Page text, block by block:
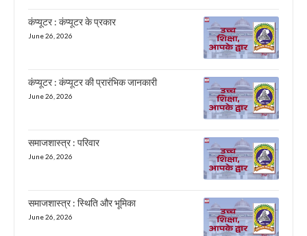
कंप्यूटर : कंप्यूटर के प्रकार
June 26, 2026
कंप्यूटर : कंप्यूटर की प्रारंभिक जानकारी
June 26, 2026
समाजशास्त्र : परिवार
June 26, 2026
समाजशास्त्र : स्थिति और भूमिका
June 26, 2026